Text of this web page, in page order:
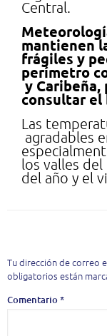
Central.
mantienen
frágiles y
perímetro
y Caribeña,
consultar el
Las
agradables
los valles
del año y el
Tu dirección de correo
obligatorios están
Comentario*